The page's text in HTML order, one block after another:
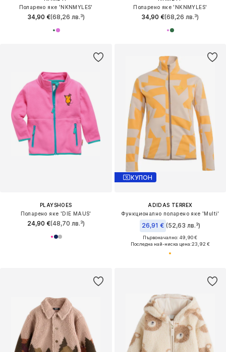
Поларено яке 'NKNMYLES'
34,90 €(68,26 лв.³)
Поларено яке 'NKNMYLES'
34,90 €(68,26 лв.³)
PLAYSHOES
Поларено яке 'DIE MAUS'
24,90 €(48,70 лв.³)
КУПОН
ADIDAS TERREX
Функционално поларено яке 'Multi'
26,91 € (52,63 лв.³)
Първоначално: 49,90 €
Последна най-ниска цена:23,92 €